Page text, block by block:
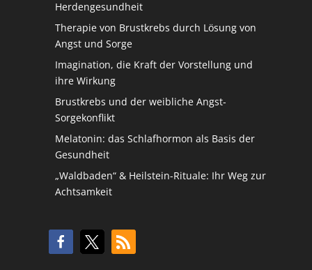
Herdengesundheit
Therapie von Brustkrebs durch Lösung von
Angst und Sorge
Imagination, die Kraft der Vorstellung und
ihre Wirkung
Brustkrebs und der weibliche Angst-
Sorgekonflikt
Melatonin: das Schlafhormon als Basis der
Gesundheit
„Waldbaden“ & Heilstein-Rituale: Ihr Weg zur
Achtsamkeit